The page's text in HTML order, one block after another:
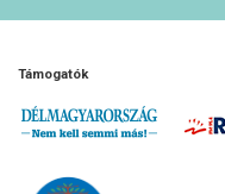
Támogatók